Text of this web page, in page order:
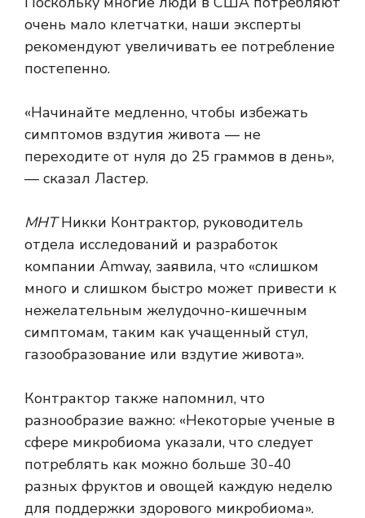
очень мало клетчатки, наши эксперты
рекомендуют увеличивать ее потребление
постепенно.
«Начинайте медленно, чтобы избежать
симптомов вздутия живота — не
переходите от нуля до 25 граммов в день»,
— сказал Ластер.
МНТНикки Контрактор, руководитель
отдела исследований и разработок
компании Amway, заявила, что «слишком
много и слишком быстро может привести к
нежелательным желудочно-кишечным
симптомам, таким как учащенный стул,
газообразование или вздутие живота».
Контрактор также напомнил, что
разнообразие важно: «Некоторые ученые в
сфере микробиома указали, что следует
потреблять как можно больше 30-40
разных фруктов и овощей каждую неделю
для поддержки здорового микробиома».